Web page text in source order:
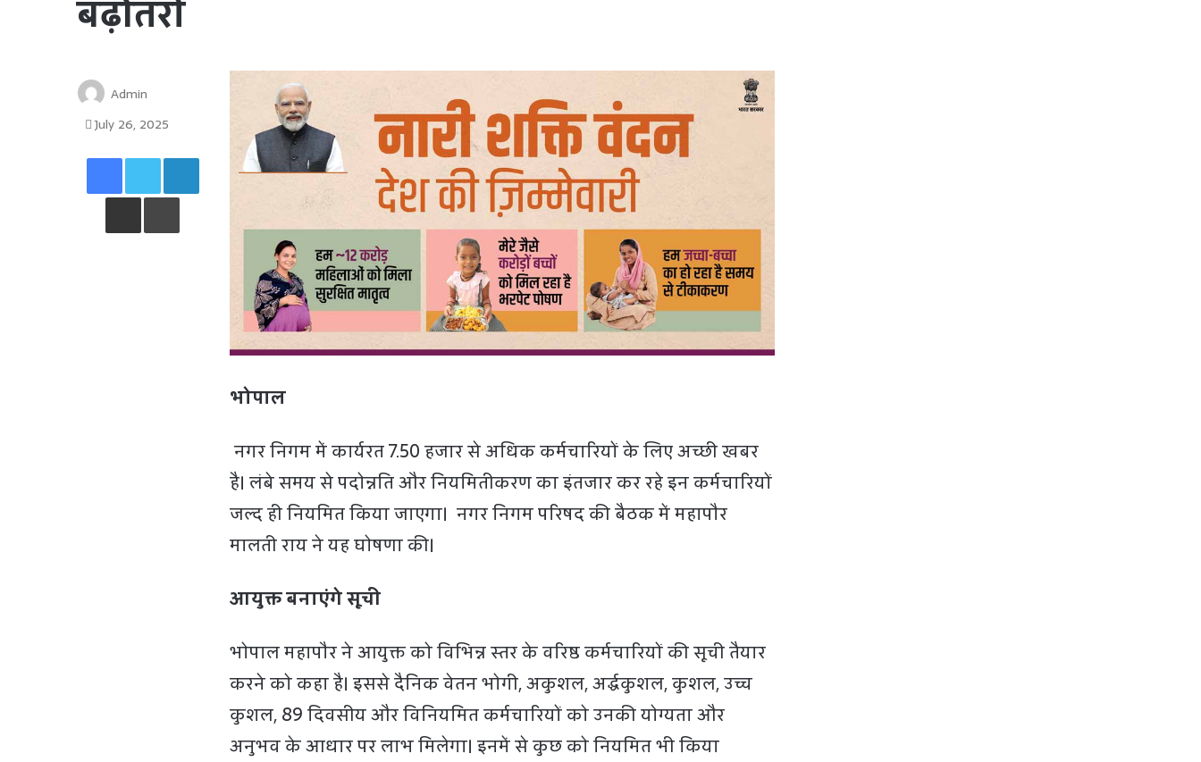
बढ़ोतरी
भोपाल
नगर निगम में कार्यरत 7.50 हजार से अधिक कर्मचारियों के लिए अच्छी खबर
है। लंबे समय से पदोन्नति और नियमितीकरण का इंतजार कर रहे इन कर्मचारियों
जल्द ही नियमित किया जाएगा। नगर निगम परिषद की बैठक में महापौर
मालती राय ने यह घोषणा की।
आयुक्त बनाएंगे सूची
भोपाल महापौर ने आयुक्त को विभिन्न स्तर के वरिष्ठ कर्मचारियों की सूची तैयार
करने को कहा है। इससे दैनिक वेतन भोगी, अकुशल, अर्द्धकुशल, कुशल, उच्च
कुशल, 89 दिवसीय और विनियमित कर्मचारियों को उनकी योग्यता और
अनुभव के आधार पर लाभ मिलेगा। इनमें से कुछ को नियमित भी किया
Admin
July 26, 2025
Facebook Twitter LinkedIn
Share via Email Print